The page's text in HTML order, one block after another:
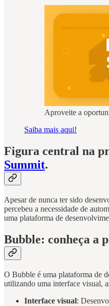
Aproveite a
Saiba mais aqui!
Figura central na
Summit.
Apesar de nunca ter sido
percebeu a necessidade de
uma plataforma de
Bubble: conheça a
O Bubble é uma plataforma de
utilizando uma interface visual,
Interface visual: